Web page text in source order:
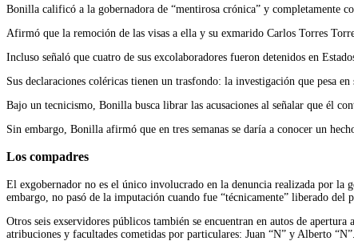
Bonilla calificó a la gobernadora de “mentirosa crónica” y completamente
Afirmó que la remoción de las visas a ella y su exmarido Carlos Torres
Incluso señaló que cuatro de sus excolaboradores fueron detenidos en
Sus declaraciones coléricas tienen un trasfondo: la investigación que pesa
Bajo un tecnicismo, Bonilla busca librar las acusaciones al señalar que él
Sin embargo, Bonilla afirmó que en tres semanas se daría a conocer un
Los compadres
El exgobernador no es el único involucrado en la denuncia realizada por
embargo, no pasó de la imputación cuando fue “técnicamente” liberado del
Otros seis exservidores públicos también se encuentran en autos de
atribuciones y facultades cometidas por particulares: Juan “N” y Alberto “N”.